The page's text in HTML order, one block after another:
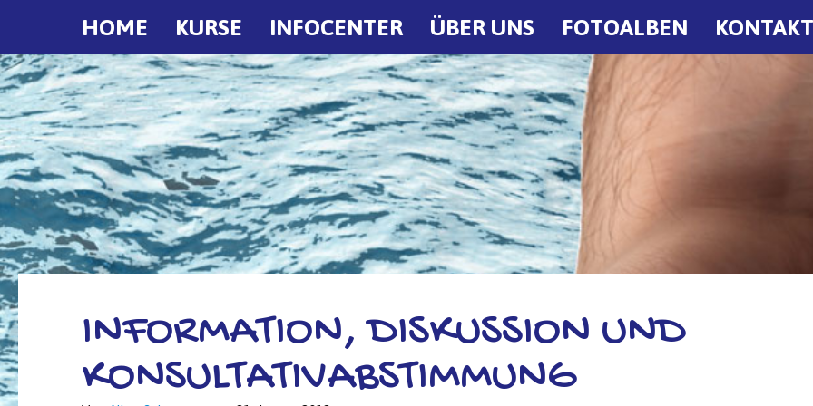
HOME KURSE INFOCENTER ÜBER UNS FOTOALBEN KONTAKT
INFORMATION, DISKUSSION UND
KONSULTATIVABSTIMMUNG